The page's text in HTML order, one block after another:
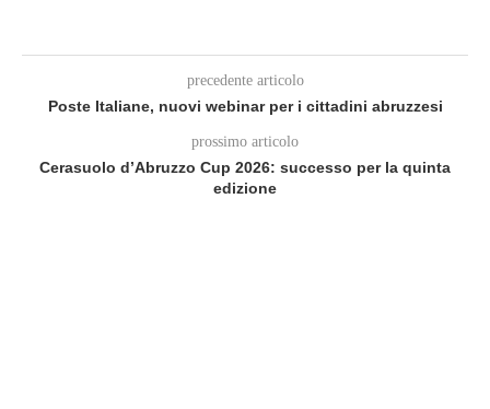
precedente articolo
Poste Italiane, nuovi webinar per i cittadini abruzzesi
prossimo articolo
Cerasuolo d’Abruzzo Cup 2026: successo per la quinta
edizione